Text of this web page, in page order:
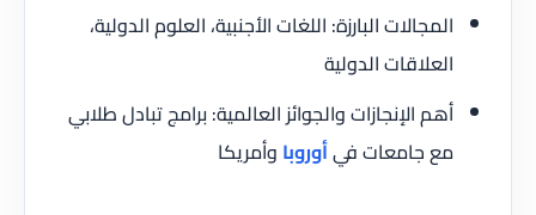
المجالات البارزة: اللغات الأجنبية، العلوم الدولية،
العلاقات الدولية
أهم الإنجازات والجوائز العالمية: برامج تبادل طلابي
مع جامعات فيأوروبا وأمريكا